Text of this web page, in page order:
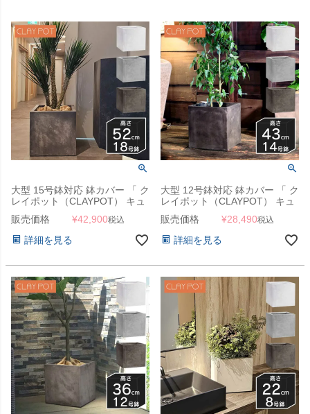
大型 15号鉢対応 鉢カバー 「 ク
レイポット（CLAYPOT） キュ
ーブ52（Cube 52） 」 145L 高
さ52cm 底穴あり
販売価格 ¥42,900税込
詳細を見る
大型 12号鉢対応 鉢カバー 「 ク
レイポット（CLAYPOT） キュ
ーブ43（Cube 43） 」 75L 高
さ43cm 底穴あり
販売価格 ¥28,490税込
詳細を見る